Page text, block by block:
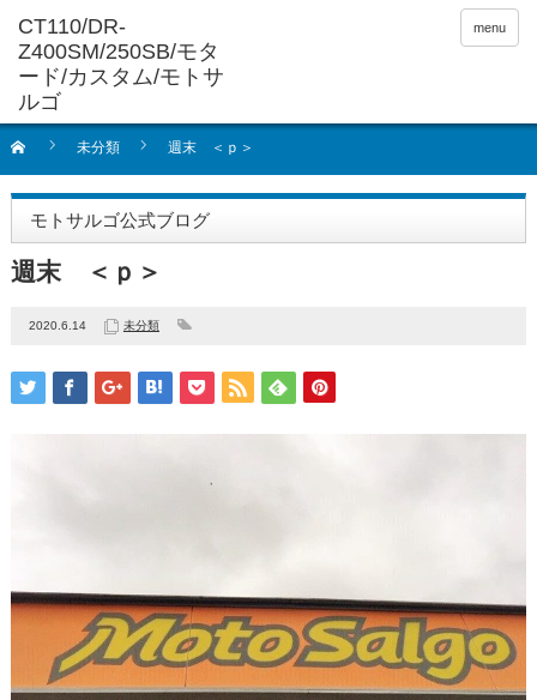
menu
未分類 週末 ＜ｐ＞
モトサルゴ公式ブログ
週末 ＜ｐ＞
2020.6.14 未分類